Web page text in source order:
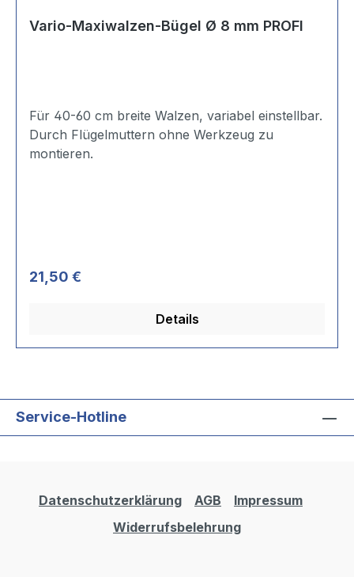
Vario-Maxiwalzen-Bügel Ø 8 mm PROFI
Für 40-60 cm breite Walzen, variabel einstellbar.
Durch Flügelmuttern ohne Werkzeug zu
Regulärer Preis:
21,50 €
Details
Service-Hotline
Datenschutzerklärung AGB
Impressum
Widerrufsbelehrung